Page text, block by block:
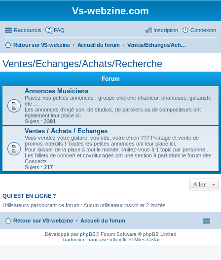
Vs-webzine.com
Raccourcis FAQ Connexion
Inscription
Retour sur VS-webzine Accueil du forum Ventes/Echanges/Achats/Recherche
Ventes/Echanges/Achats/Recherche
Forum
Annonces Musiciens
Placez vos petites annonces , groupe cherche chanteur, chanteuse, guitariste
etc ...
Les annonces d'ingé son, de studios, de paroliers ou de compositeurs ont
également leur place ici.
Sujets : 2391
Ventes / Achats / Echanges
Vous vendez votre guitare, vos cds, votre chien ??? Piratage et vente de
promos interdits ! Toutes les petites annonces ont leur place ici.
Pour laisser de la place à tout le monde, limitez-vous à 1 topic par personne .
Les billets de concert et covoiturages ont une section à part dans le forum des
Concerts.
Sujets : 217
Aller
QUI EST EN LIGNE ?
Utilisateurs parcourant ce forum : Aucun utilisateur inscrit et 2 invités
Retour sur VS-webzine Accueil du forum
Développé parphpBB® Forum Software © phpBB Limited
Traduction française officielle ©Miles Cellar